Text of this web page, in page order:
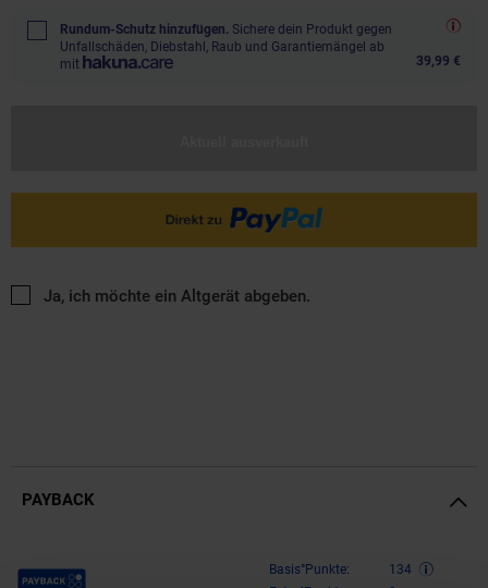
Rundum-Schutz hinzufügen. Sichere dein Produkt gegen
Unfallschäden, Diebstahl, Raub und Garantiemängel ab
mit
39,99 €
Ja, ich möchte ein Altgerät abgeben.
PAYBACK
Payback Punkte Basis°Punkte:
134